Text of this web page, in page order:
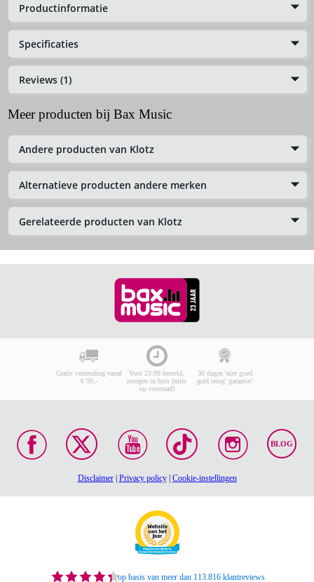
Productinformatie
Specificaties
Reviews (1)
Meer producten bij Bax Music
Andere producten van Klotz
Alternatieve producten andere merken
Gerelateerde producten van Klotz
Gratis verzending vanaf
€ 99,-
Voor 23:00 besteld,
morgen in huis (mits
op voorraad)
30 dagen 'niet goed
geld terug' garantie!
BLOG
Disclaimer| Privacy policy| Cookie-instellingen
op basis van meer dan 113.816 klantreviews